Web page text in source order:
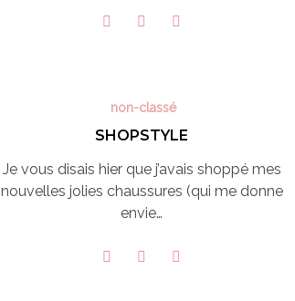
non-classé
SHOPSTYLE
Je vous disais hier que j’avais shoppé mes
nouvelles jolies chaussures (qui me donne
envie…